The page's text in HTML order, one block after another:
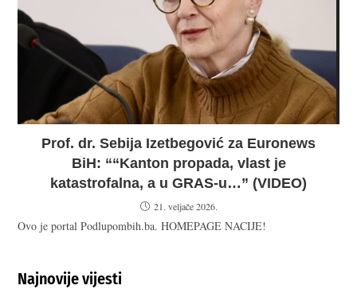
Prof. dr. Sebija Izetbegović za Euronews
BiH: ““Kanton propada, vlast je
katastrofalna, a u GRAS-u…” (VIDEO)
21. veljače 2026.
Ovo je portal Podlupombih.ba. HOMEPAGE NACIJE!
Najnovije vijesti